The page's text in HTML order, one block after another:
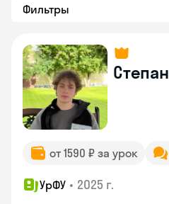
Фильтры
Степан
от 1590 ₽ за урок
УрФУ • 2025 г.